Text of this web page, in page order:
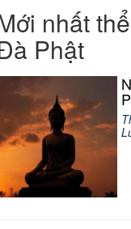
nhất
Phật